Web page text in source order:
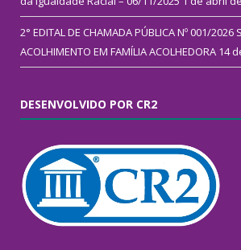
2° EDITAL DE CHAMADA PÚBLICA Nº 001/2026
ACOLHIMENTO EM FAMÍLIA ACOLHEDORA 14
DESENVOLVIDO POR CR2